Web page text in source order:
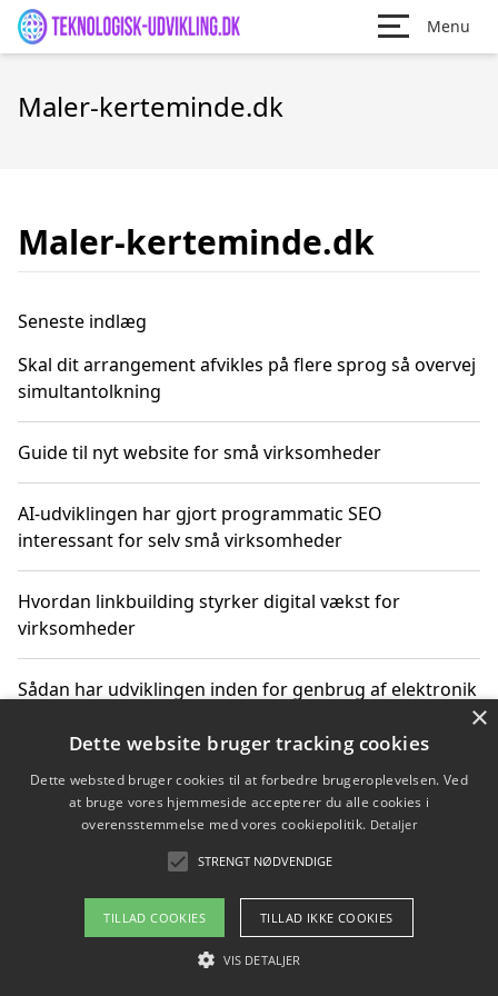
Menu
Maler-kerteminde.dk
Maler-kerteminde.dk
Seneste indlæg
Skal dit arrangement afvikles på flere sprog så overvej
simultantolkning
Guide til nyt website for små virksomheder
AI-udviklingen har gjort programmatic SEO
interessant for selv små virksomheder
Hvordan linkbuilding styrker digital vækst for
virksomheder
Sådan har udviklingen inden for genbrug af elektronik
Copyright 2026 - Pilanto Aps
Om / kontakt
×
Dette website bruger tracking cookies
Dette websted bruger cookies til at forbedre brugeroplevelsen. Ved
at bruge vores hjemmeside accepterer du alle cookies i
overensstemmelse med vores cookiepolitik. Detaljer
STRENGT NØDVENDIGE
TILLAD COOKIES TILLAD IKKE COOKIES
VIS DETALJER